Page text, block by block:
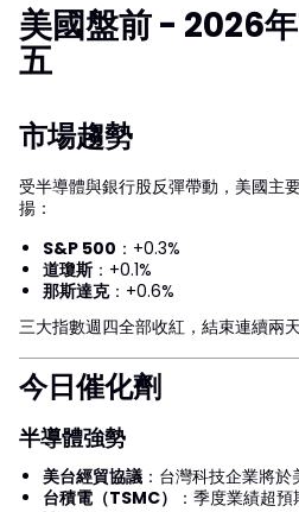
美國盤前 - 2026
五
市場趨勢
受半導體與銀行股反彈帶動，美國主
揚：
S&P 500 ：+0.3%
道瓊斯 ：+0.1%
那斯達克：+0.6%
三大指數週四全部收紅，結束連續兩
今日催化劑
半導體強勢
美台經貿協議 ：台灣科技企業將於
台積電（TSMC）
：季度業績超